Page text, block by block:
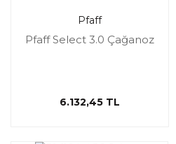
Pfaff
Pfaff Select 3.0 Çağanoz
6.132,45 TL